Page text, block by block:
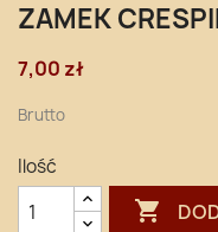
ZAMEK
7,00 zł
Brutto
Ilość
